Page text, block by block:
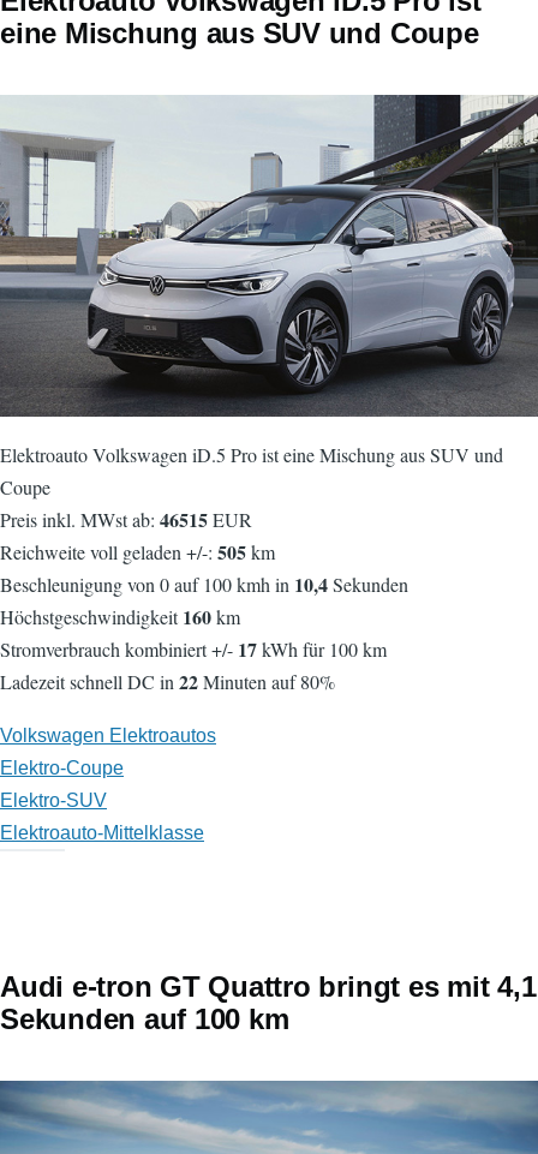
eine Mischung aus SUV und Coupe
Elektroauto Volkswagen iD.5 Pro ist eine Mischung aus SUV und
Coupe
Preis inkl. MWst ab: 46515EUR
Reichweite voll geladen +/-: 505km
Beschleunigung von 0 auf 100 kmh in 10,4Sekunden
Höchstgeschwindigkeit160km
Stromverbrauch kombiniert +/- 17kWh für 100 km
Ladezeit schnell DC in22Minuten auf 80%
Volkswagen Elektroautos
Elektro-Coupe
Elektro-SUV
Elektroauto-Mittelklasse
Audi e-tron GT Quattro bringt es mit 4,1
Sekunden auf 100 km